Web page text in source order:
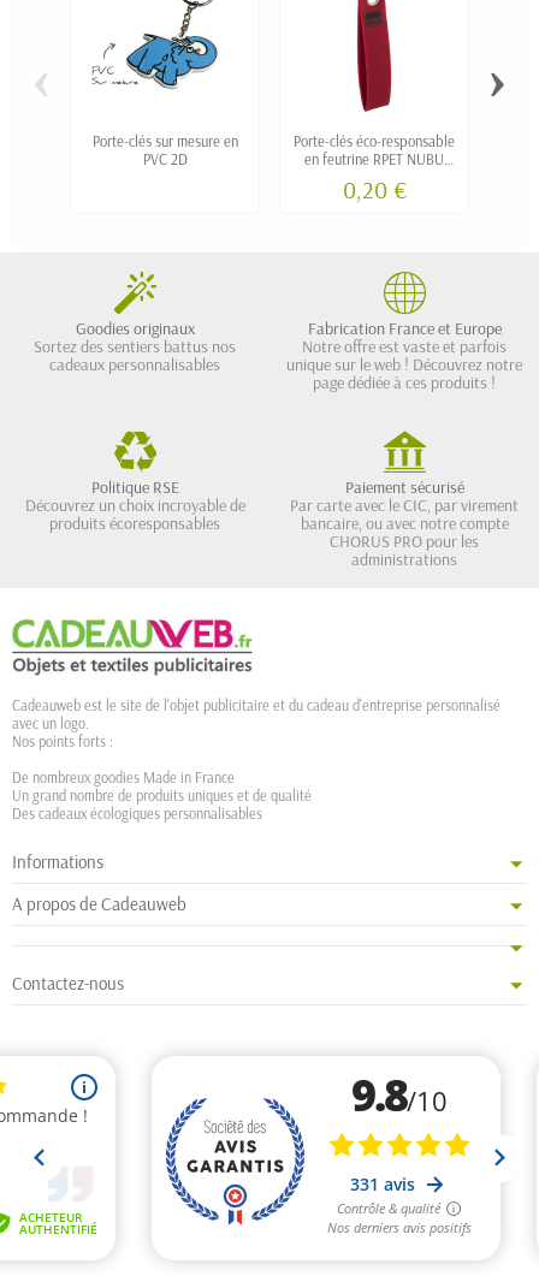
Porte-clés sur mesure en
PVC 2D
Porte-clés éco-responsable
en feutrine RPET NUBU
0,20 €
‹ ›
Goodies originaux
Sortez des sentiers battus nos
cadeaux personnalisables
Fabrication France et Europe
Notre offre est vaste et parfois
unique sur le web ! Découvrez notre
page dédiée à ces produits !
Politique RSE
Découvrez un choix incroyable de
produits écoresponsables
Paiement sécurisé
Par carte avec le CIC, par virement
bancaire, ou avec notre compte
CHORUS PRO pour les
administrations
Cadeauweb est le site de l'objet publicitaire et du cadeau d'entreprise personnalisé
avec un logo.
Nos points forts :
De nombreux goodies Made in France
Un grand nombre de produits uniques et de qualité
Des cadeaux écologiques personnalisables
Informations
A propos de Cadeauweb
Contactez-nous